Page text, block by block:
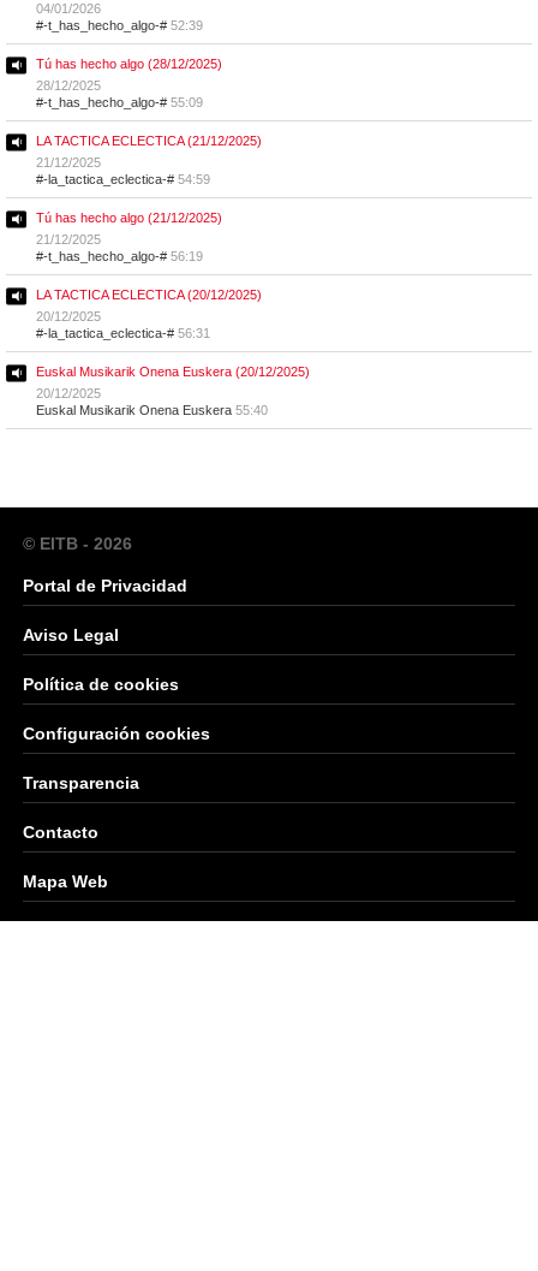
04/01/2026
#-t_has_hecho_algo-# 52:39
Tú has hecho algo (28/12/2025)
28/12/2025
#-t_has_hecho_algo-# 55:09
LA TACTICA ECLECTICA (21/12/2025)
21/12/2025
#-la_tactica_eclectica-# 54:59
Tú has hecho algo (21/12/2025)
21/12/2025
#-t_has_hecho_algo-# 56:19
LA TACTICA ECLECTICA (20/12/2025)
20/12/2025
#-la_tactica_eclectica-# 56:31
Euskal Musikarik Onena Euskera (20/12/2025)
20/12/2025
Euskal Musikarik Onena Euskera 55:40
© EITB - 2026
Portal de Privacidad
Aviso Legal
Política de cookies
Configuración cookies
Transparencia
Contacto
Mapa Web